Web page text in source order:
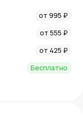
от 995 ₽
от 555 ₽
от 425 ₽
Бесплатно